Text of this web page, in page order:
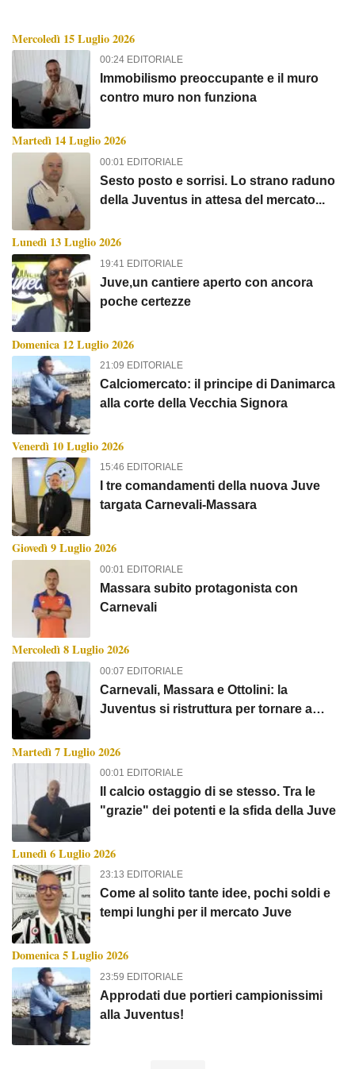
Mercoledì 15 Luglio 2026
00:24 EDITORIALE
Immobilismo preoccupante e il muro
contro muro non funziona
Martedì 14 Luglio 2026
00:01 EDITORIALE
Sesto posto e sorrisi. Lo strano raduno
della Juventus in attesa del mercato...
Lunedì 13 Luglio 2026
19:41 EDITORIALE
Juve,un cantiere aperto con ancora
poche certezze
Domenica 12 Luglio 2026
21:09 EDITORIALE
Calciomercato: il principe di Danimarca
alla corte della Vecchia Signora
Venerdì 10 Luglio 2026
15:46 EDITORIALE
I tre comandamenti della nuova Juve
targata Carnevali-Massara
Giovedì 9 Luglio 2026
00:01 EDITORIALE
Massara subito protagonista con
Carnevali
Mercoledì 8 Luglio 2026
00:07 EDITORIALE
Carnevali, Massara e Ottolini: la
Juventus si ristruttura per tornare a
Martedì 7 Luglio 2026
00:01 EDITORIALE
Il calcio ostaggio di se stesso. Tra le
"grazie" dei potenti e la sfida della Juve
Lunedì 6 Luglio 2026
23:13 EDITORIALE
Come al solito tante idee, pochi soldi e
tempi lunghi per il mercato Juve
Domenica 5 Luglio 2026
23:59 EDITORIALE
Approdati due portieri campionissimi
alla Juventus!